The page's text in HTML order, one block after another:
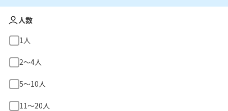
人数
1人
2〜4人
5〜10人
11〜20人